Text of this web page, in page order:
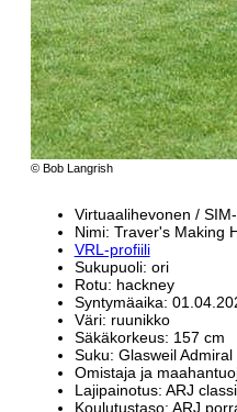
© Bob Langrish
Virtuaalihevonen /
Nimi: Traver's Making
VRL-profiili
Sukupuoli: ori
Rotu: hackney
Syntymäaika:
Väri: ruunikko
Säkäkorkeus: 157 cm
Suku: Glasweil
Omistaja ja
Lajipainotus: ARJ
Koulutustaso: ARJ